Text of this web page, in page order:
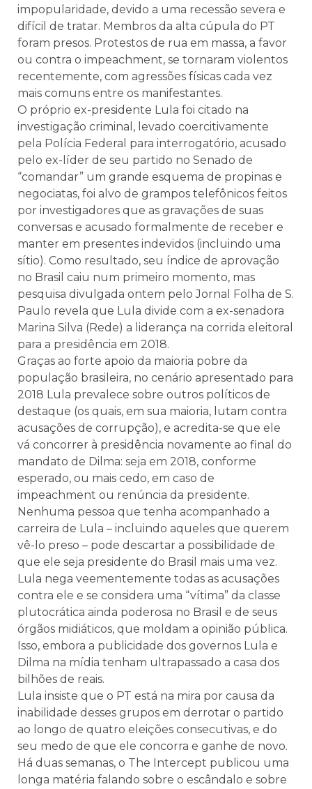
impopularidade, devido a uma recessão severa e
difícil de tratar. Membros da alta cúpula do PT
foram presos. Protestos de rua em massa, a favor
ou contra o impeachment, se tornaram violentos
recentemente, com agressões físicas cada vez
mais comuns entre os manifestantes.
O próprio ex-presidente Lula foi citado na
investigação criminal, levado coercitivamente
pela Polícia Federal para interrogatório, acusado
pelo ex-líder de seu partido no Senado de
“comandar” um grande esquema de propinas e
negociatas, foi alvo de grampos telefônicos feitos
por investigadores que as gravações de suas
conversas e acusado formalmente de receber e
manter em presentes indevidos (incluindo uma
sítio). Como resultado, seu índice de aprovação
no Brasil caiu num primeiro momento, mas
pesquisa divulgada ontem pelo Jornal Folha de S.
Paulo revela que Lula divide com a ex-senadora
Marina Silva (Rede) a liderança na corrida eleitoral
para a presidência em 2018.
Graças ao forte apoio da maioria pobre da
população brasileira, no cenário apresentado para
2018 Lula prevalece sobre outros políticos de
destaque (os quais, em sua maioria, lutam contra
acusações de corrupção), e acredita-se que ele
vá concorrer à presidência novamente ao final do
mandato de Dilma: seja em 2018, conforme
esperado, ou mais cedo, em caso de
impeachment ou renúncia da presidente.
Nenhuma pessoa que tenha acompanhado a
carreira de Lula – incluindo aqueles que querem
vê-lo preso – pode descartar a possibilidade de
que ele seja presidente do Brasil mais uma vez.
Lula nega veementemente todas as acusações
contra ele e se considera uma “vítima” da classe
plutocrática ainda poderosa no Brasil e de seus
órgãos midiáticos, que moldam a opinião pública.
Isso, embora a publicidade dos governos Lula e
Dilma na mídia tenham ultrapassado a casa dos
bilhões de reais.
Lula insiste que o PT está na mira por causa da
inabilidade desses grupos em derrotar o partido
ao longo de quatro eleições consecutivas, e do
seu medo de que ele concorra e ganhe de novo.
Há duas semanas, o The Intercept publicou uma
longa matéria falando sobre o escândalo e sobre